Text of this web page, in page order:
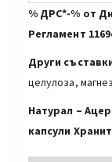
% ДРС*-% от
Регламент
Други
целулоза,
Натурал –
капсули